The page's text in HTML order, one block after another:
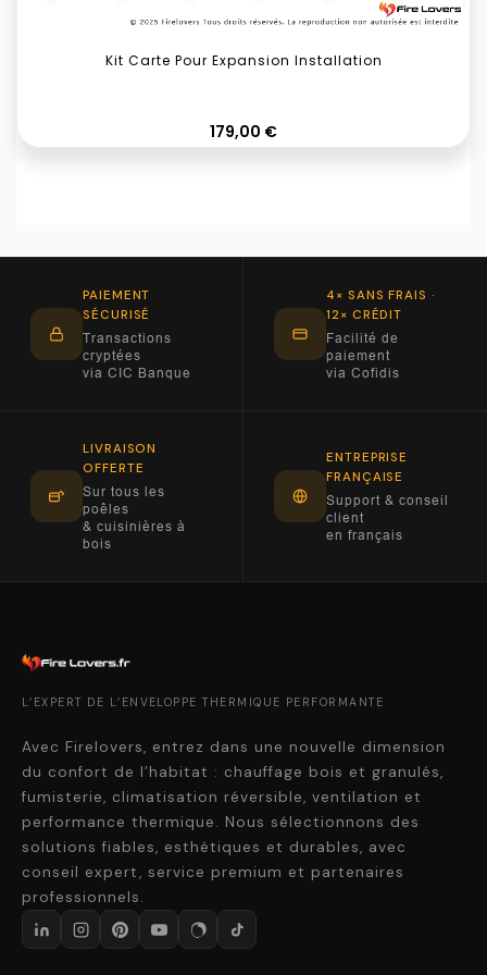
Kit Carte Pour Expansion Installation
179,00 €Prix
PAIEMENT
SÉCURISÉ
Transactions
cryptées
via CIC Banque
4× SANS FRAIS ·
12× CRÉDIT
Facilité de
paiement
via Cofidis
LIVRAISON
OFFERTE
Sur tous les
poêles
& cuisinières à
bois
ENTREPRISE
FRANÇAISE
Support & conseil
client
en français
L’EXPERT DE L’ENVELOPPE THERMIQUE PERFORMANTE
Avec Firelovers, entrez dans une nouvelle dimension
du confort de l’habitat : chauffage bois et granulés,
fumisterie, climatisation réversible, ventilation et
performance thermique. Nous sélectionnons des
solutions fiables, esthétiques et durables, avec
conseil expert, service premium et partenaires
professionnels.